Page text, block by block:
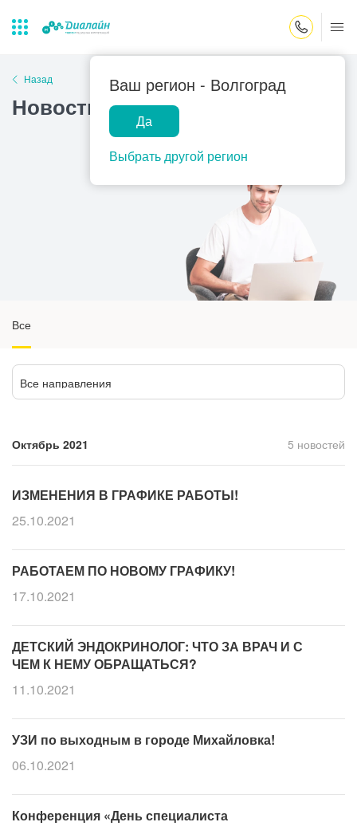
Ваш регион - Волгоград
Да
Выбрать другой регион
Лаборатории
Центр помощи
на дому
Закрыть поиск
Популярные запросы
Прием гинеколога
Прием кардиолога
Назад
Новости
Все
Все направления
Октябрь 2021 5 новостей
ИЗМЕНЕНИЯ В ГРАФИКЕ РАБОТЫ!
25.10.2021
РАБОТАЕМ ПО НОВОМУ ГРАФИКУ!
17.10.2021
ДЕТСКИЙ ЭНДОКРИНОЛОГ: ЧТО ЗА ВРАЧ И С
ЧЕМ К НЕМУ ОБРАЩАТЬСЯ?
11.10.2021
УЗИ по выходным в городе Михайловка!
06.10.2021
Конференция «День специалиста